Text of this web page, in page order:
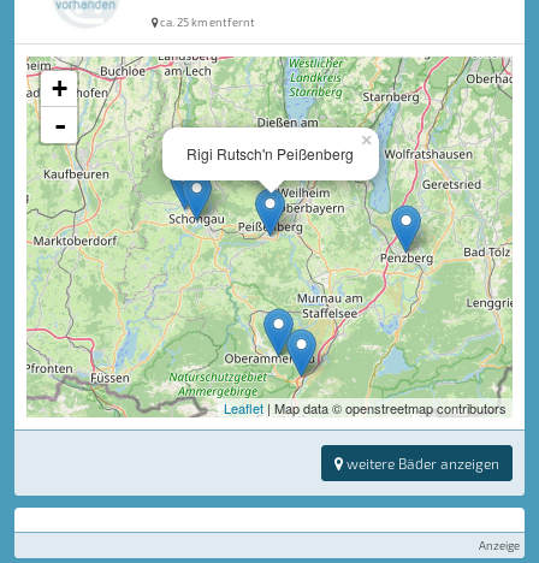
ca. 25 km entfernt
×
Rigi Rutsch'n Peißenberg
+
-
Leaflet | Map data © openstreetmap contributors
weitere Bäder anzeigen
Anzeige